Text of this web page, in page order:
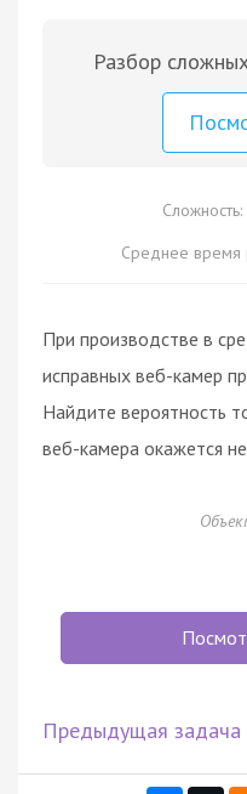
Разбор
Сложность:
Среднее время
При производстве в
исправных веб-камер
Найдите вероятность
веб-камера окажется
Предыдущая задача